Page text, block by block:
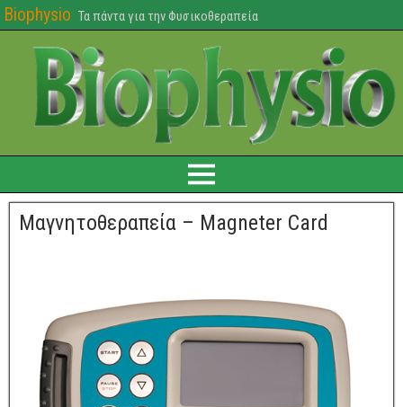
Biophysio Τα πάντα για την Φυσικοθεραπεία
Μαγνητοθεραπεία – Magneter Card